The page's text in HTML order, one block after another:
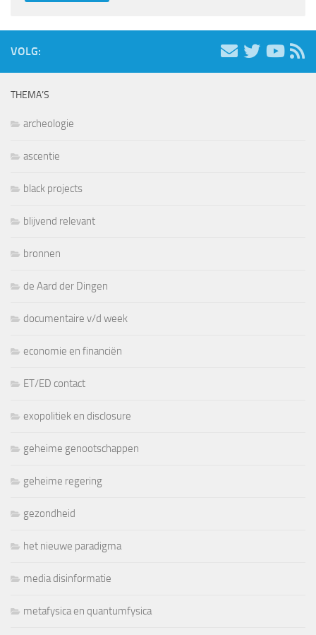
VOLG:
THEMA’S
archeologie
ascentie
black projects
blijvend relevant
bronnen
de Aard der Dingen
documentaire v/d week
economie en financiën
ET/ED contact
exopolitiek en disclosure
geheime genootschappen
geheime regering
gezondheid
het nieuwe paradigma
media disinformatie
metafysica en quantumfysica